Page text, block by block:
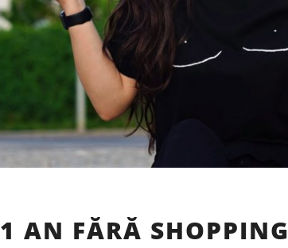
AN
1 AN FĂRĂ SHOPPING